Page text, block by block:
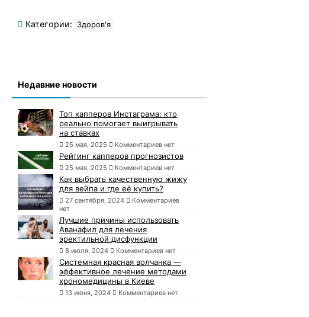
Категории: Здоров'я
Недавние новости
Топ капперов Инстаграма: кто
реально помогает выигрывать
на ставках
25 мая, 2025 Комментариев нет
Рейтинг капперов прогнозистов
25 мая, 2025 Комментариев нет
Как выбрать качественную жижу
для вейпа и где её купить?
27 сентября, 2024
Комментариев
нет
Лучшие причины использовать
Аванафил для лечения
эректильной дисфункции
8 июля, 2024 Комментариев нет
Системная красная волчанка —
эффективное лечение методами
хрономедицины в Киеве
13 июня, 2024 Комментариев нет